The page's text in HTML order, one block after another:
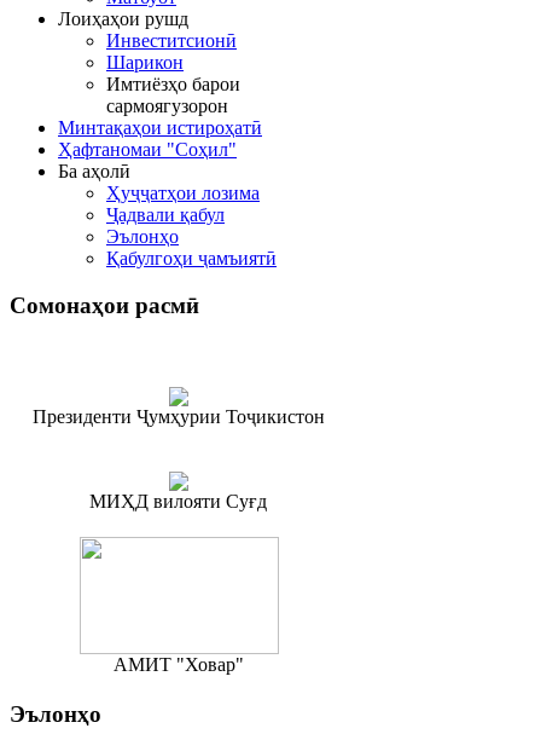
Лоиҳаҳои рушд
Инвеститсионӣ
Шарикон
Имтиёзҳо барои
сармоягузорон
Минтақаҳои истироҳатӣ
Ҳафтаномаи "Соҳил"
Ба аҳолӣ
Ҳуҷҷатҳои лозима
Ҷадвали қабул
Эълонҳо
Қабулгоҳи ҷамъиятӣ
Сомонаҳои расмӣ
Президенти Ҷумҳурии Тоҷикистон
МИҲД вилояти Суғд
АМИТ "Ховар"
Эълонҳо